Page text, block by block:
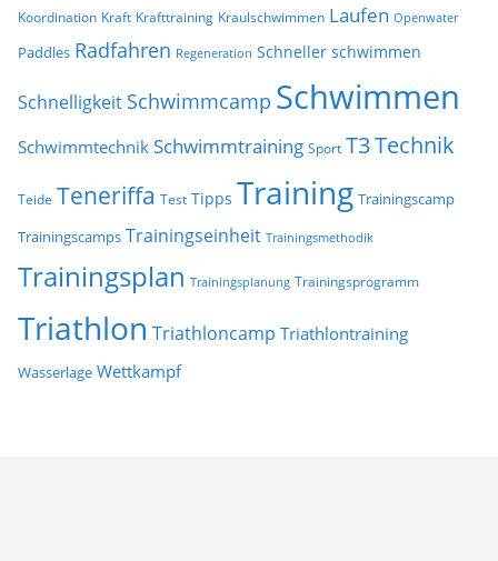
Koordination Kraft Krafttraining Kraulschwimmen Laufen Openwater
Paddles Radfahren Regeneration Schneller schwimmen
Schnelligkeit Schwimmcamp Schwimmen
Schwimmtechnik Schwimmtraining Sport T3Technik
Teide Teneriffa Test Tipps Training Trainingscamp
Trainingscamps Trainingseinheit Trainingsmethodik
Trainingsplan Trainingsplanung Trainingsprogramm
Triathlon Triathloncamp Triathlontraining
Wasserlage Wettkampf